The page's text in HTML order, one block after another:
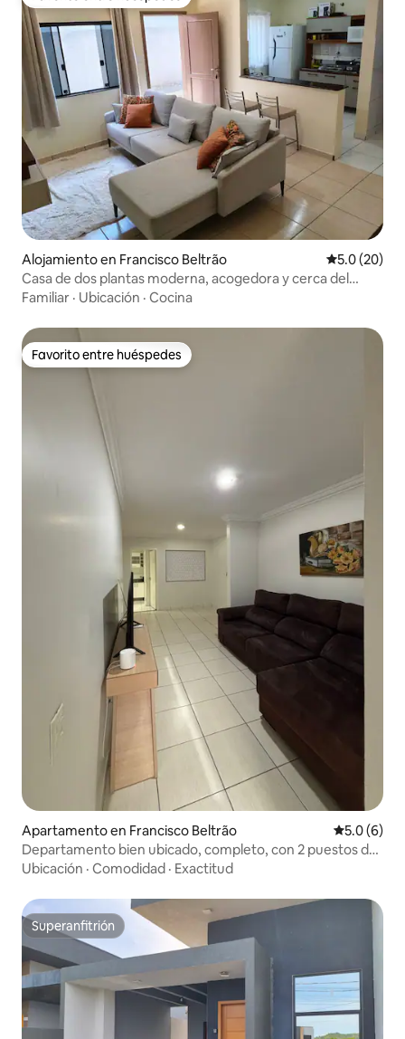
Favorito entre huéspedes
Alojamiento en Francisco Beltrão Calificación
5.0 (20)
Casa de dos plantas moderna, acogedora y cerca del
centro.
Familiar · Ubicación · Cocina
Favorito entre huéspedes
Favorito entre huéspedes
Apartamento en Francisco Beltrão
5.0 (6)
Departamento bien ubicado, completo, con 2 puestos de
estacionamiento
Ubicación · Comodidad · Exactitud
Superanfitrión
Superanfitrión